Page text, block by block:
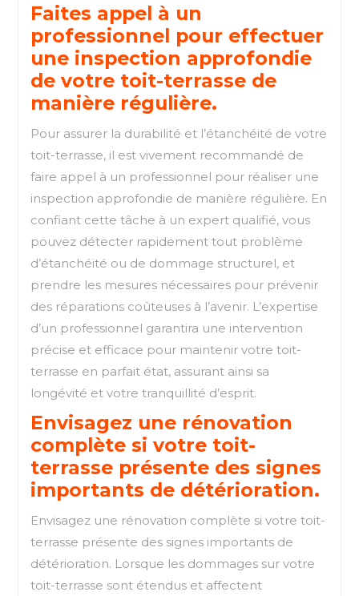
Faites appel à un
professionnel pour effectuer
une inspection approfondie
de votre toit-terrasse de
manière régulière.
Pour assurer la durabilité et l’étanchéité de votre
toit-terrasse, il est vivement recommandé de
faire appel à un professionnel pour réaliser une
inspection approfondie de manière régulière. En
confiant cette tâche à un expert qualifié, vous
pouvez détecter rapidement tout problème
d’étanchéité ou de dommage structurel, et
prendre les mesures nécessaires pour prévenir
des réparations coûteuses à l’avenir. L’expertise
d’un professionnel garantira une intervention
précise et efficace pour maintenir votre toit-
terrasse en parfait état, assurant ainsi sa
longévité et votre tranquillité d’esprit.
Envisagez une rénovation
complète si votre toit-
terrasse présente des signes
importants de détérioration.
Envisagez une rénovation complète si votre toit-
terrasse présente des signes importants de
détérioration. Lorsque les dommages sur votre
toit-terrasse sont étendus et affectent